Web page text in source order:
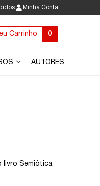
Minha Conta
Carrinho 0
AUTORES
livro Semiótica: